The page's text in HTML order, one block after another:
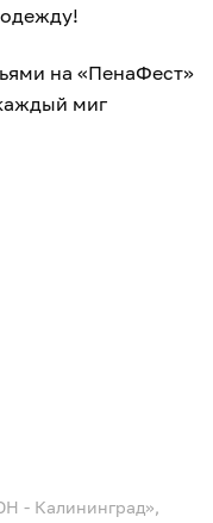
на «ПенаФест»
миг
- Калининград»,